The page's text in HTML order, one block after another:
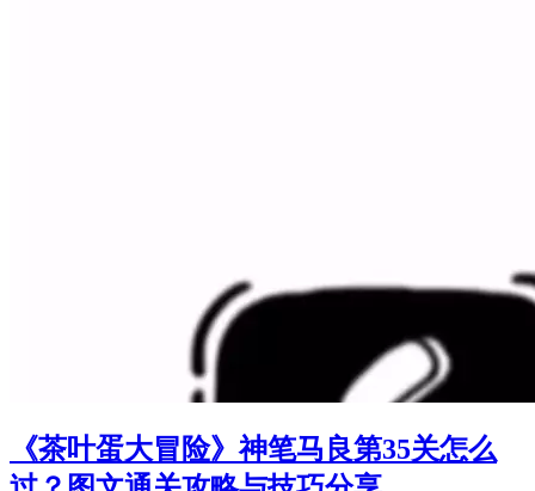
《茶叶蛋大冒险》神笔马良第35关怎么